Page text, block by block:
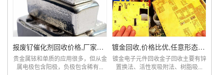
报废钌催化剂回收价格,厂家直收,回收钌废料
贵金属铱和单质的应用很多，但从金
属电极包含阳极，负极包含稀有...
镀金回收,价格比优,任意形态废料回收
镀金电子元件回收金子回收主要有锌
置换法、活性炭吸附法、树脂吸...